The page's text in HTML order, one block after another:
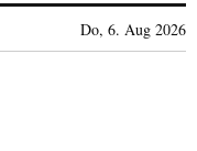
Do, 6. Aug 2026